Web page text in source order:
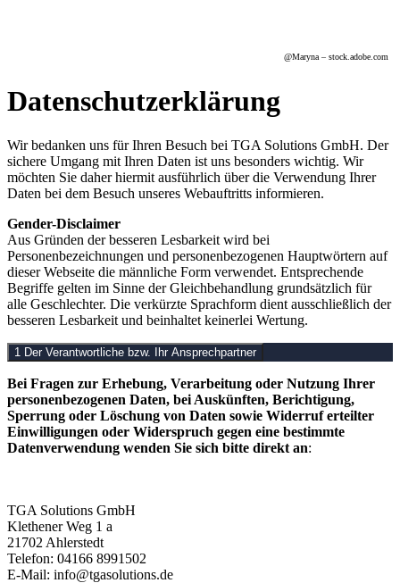
@Maryna – stock.adobe.com
Datenschutzerklärung
Wir bedanken uns für Ihren Besuch bei TGA Solutions GmbH. Der
sichere Umgang mit Ihren Daten ist uns besonders wichtig. Wir
möchten Sie daher hiermit ausführlich über die Verwendung Ihrer
Daten bei dem Besuch unseres Webauftritts informieren.
Gender-Disclaimer
Aus Gründen der besseren Lesbarkeit wird bei
Personenbezeichnungen und personenbezogenen Hauptwörtern auf
dieser Webseite die männliche Form verwendet. Entsprechende
Begriffe gelten im Sinne der Gleichbehandlung grundsätzlich für
alle Geschlechter. Die verkürzte Sprachform dient ausschließlich der
besseren Lesbarkeit und beinhaltet keinerlei Wertung.
1 Der Verantwortliche bzw. Ihr Ansprechpartner
Bei Fragen zur Erhebung, Verarbeitung oder Nutzung Ihrer
personenbezogenen Daten, bei Auskünften, Berichtigung,
Sperrung oder Löschung von Daten sowie Widerruf erteilter
Einwilligungen oder Widerspruch gegen eine bestimmte
Datenverwendung wenden Sie sich bitte direkt an:
TGA Solutions GmbH
Klethener Weg 1 a
21702 Ahlerstedt
Telefon: 04166 8991502
E-Mail: info@tgasolutions.de